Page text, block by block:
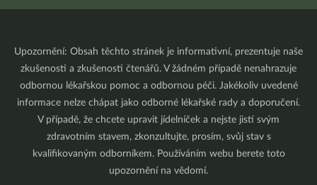
Upozornění: Obsah těchto stránek je informativní, prezentuje naše
zkušenosti a zkušenosti čtenářů. V žádném případě nenahrazuje
odbornou lékařskou pomoc a odbornou péči. Jakékoliv uvedené
informace nelze chápat jako odborné lékařské rady a doporučení.
V případě, že chcete upravit jídelníček a nejste jistí svým
zdravotním stavem, zkonzultujte, prosím, svůj stav s
kvalifikovaným odborníkem. Používáním webu berete toto
upozornění na vědomí.